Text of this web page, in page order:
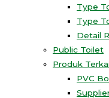
Type
Type
Detail
Public Toilet
Produk
PVC